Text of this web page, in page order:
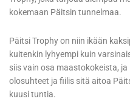
kokemaan Päitsin tunnelmaa.
Päitsi Trophy on niin ikään
kuitenkin lyhyempi kuin
siis vain osa maastokokeista,
olosuhteet ja fiilis sitä aitoa
kuusi tuntia.